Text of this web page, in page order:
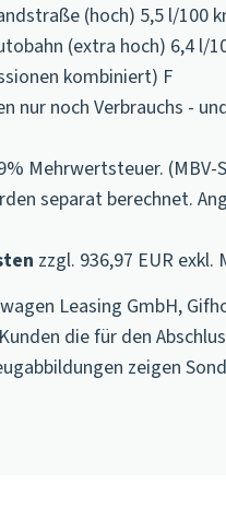
(hoch) 5,5 l/100
(extra hoch) 6,4 l/
kombiniert) F
nur noch Verbrauchs -
Mehrwertsteuer. (MBV-
separat berechnet.
zzgl. 936,97 EUR exkl.
Leasing GmbH,
die für den
zeigen